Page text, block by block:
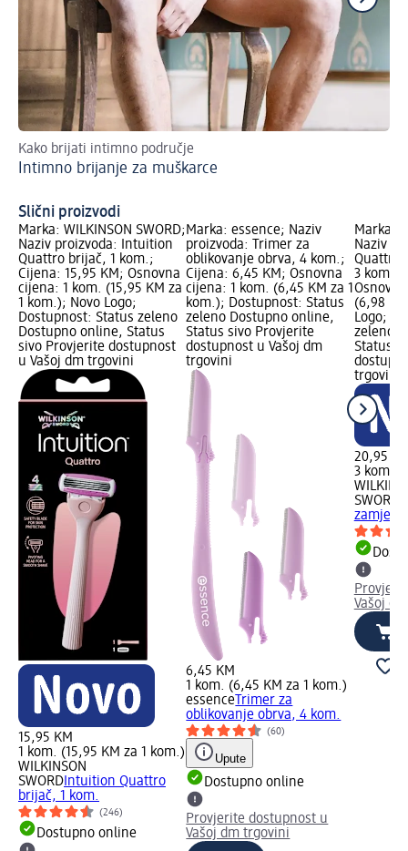
Kako brijati intimno područje
Intimno brijanje za muškarce
Slični proizvodi
Marka: WILKINSON SWORD;
Naziv proizvoda: Intuition
Quattro brijač, 1 kom.;
Cijena: 15,95 KM; Osnovna
cijena: 1 kom. (15,95 KM za
1 kom.); Novo Logo;
Dostupnost: Status zeleno
Dostupno online, Status
sivo Provjerite dostupnost
u Vašoj dm trgovini
15,95 KM
1 kom. (15,95 KM za 1 kom.)
WILKINSON
SWORD Intuition Quattro
brijač, 1 kom.
(246)
Dostupno online
Marka: essence; Naziv
proizvoda: Trimer za
oblikovanje obrva, 4 kom.;
Cijena: 6,45 KM; Osnovna
cijena: 1 kom. (6,45 KM za 1
kom.); Dostupnost: Status
zeleno Dostupno online,
Status sivo Provjerite
dostupnost u Vašoj dm
trgovini
6,45 KM
1 kom. (6,45 KM za 1 kom.)
essence Trimer za
oblikovanje obrva, 4 kom.
(60)
Upute
Dostupno online
Provjerite dostupnost u
Vašoj dm trgovini
Marka:
Naziv
Quattro
3 kom.;
(6,98
Logo;
zeleno
Status
trgovini
20,95
3 kom.
SWORD
Vašoj